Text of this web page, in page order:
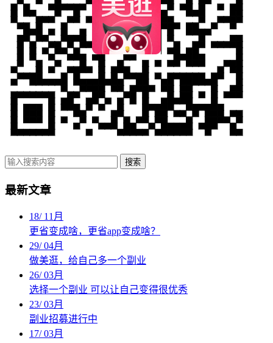
搜索
最新文章
18/ 11月
更省变成啥，更省app变成啥？
29/04月
做美逛，给自己多一个副业
26/03月
选择一个副业 可以让自己变得很优秀
23/03月
副业招募进行中
17/03月